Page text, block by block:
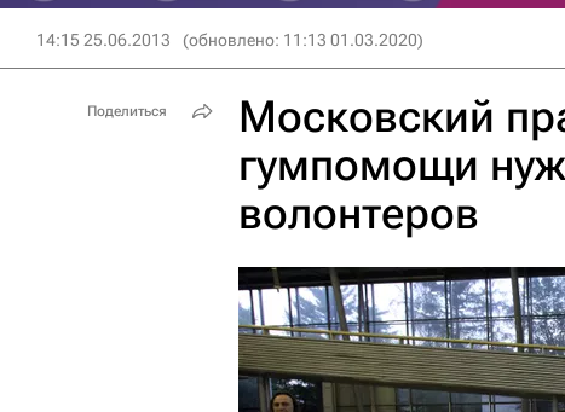
14:15 25.06.2013 (обновлено: 11:13 01.03.2020)
Московский
гумпомощи
волонтеров
Поделиться